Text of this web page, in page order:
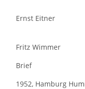
Ernst Eitner
Fritz Wimmer
Brief
1952, Hamburg